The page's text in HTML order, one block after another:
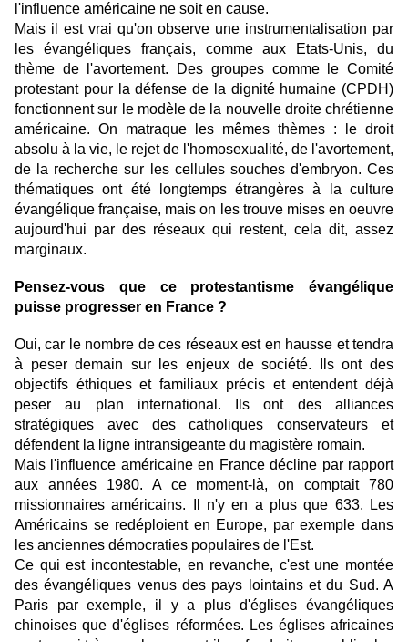
l'influence américaine ne soit en cause.
Mais il est vrai qu'on observe une instrumentalisation par
les évangéliques français, comme aux Etats-Unis, du
thème de l'avortement. Des groupes comme le Comité
protestant pour la défense de la dignité humaine (CPDH)
fonctionnent sur le modèle de la nouvelle droite chrétienne
américaine. On matraque les mêmes thèmes : le droit
absolu à la vie, le rejet de l'homosexualité, de l'avortement,
de la recherche sur les cellules souches d'embryon. Ces
thématiques ont été longtemps étrangères à la culture
évangélique française, mais on les trouve mises en oeuvre
aujourd'hui par des réseaux qui restent, cela dit, assez
marginaux.
Pensez-vous que ce protestantisme évangélique
puisse progresser en France ?
Oui, car le nombre de ces réseaux est en hausse et tendra
à peser demain sur les enjeux de société. Ils ont des
objectifs éthiques et familiaux précis et entendent déjà
peser au plan international. Ils ont des alliances
stratégiques avec des catholiques conservateurs et
défendent la ligne intransigeante du magistère romain.
Mais l'influence américaine en France décline par rapport
aux années 1980. A ce moment-là, on comptait 780
missionnaires américains. Il n'y en a plus que 633. Les
Américains se redéploient en Europe, par exemple dans
les anciennes démocraties populaires de l'Est.
Ce qui est incontestable, en revanche, c'est une montée
des évangéliques venus des pays lointains et du Sud. A
Paris par exemple, il y a plus d'églises évangéliques
chinoises que d'églises réformées. Les églises africaines